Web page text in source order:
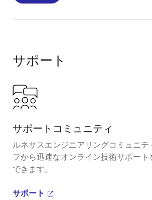
サポート
サポートコミュニティ
ルネサスエンジニアリングコミュニテ
フから迅速なオンライン技術サポー
できます。
サポート